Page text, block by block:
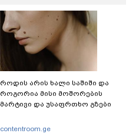
როდის არის ხალი საშიში და
როგორია მისი მოშორების
მარტივი და უსაფრთხო გზები
contentroom.ge